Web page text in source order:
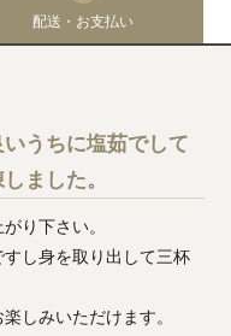
配送・お支払い
うちに塩茹でして
ました。
り下さい。
し身を取り出して三杯
しみいただけます。